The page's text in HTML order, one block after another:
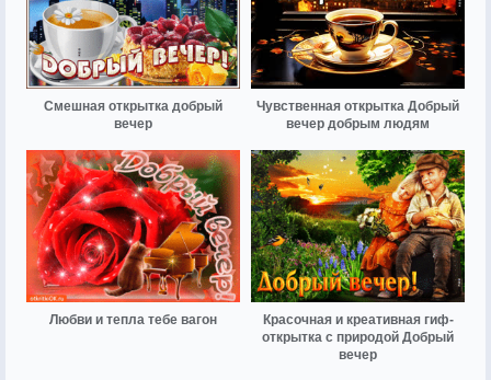
Смешная открытка добрый
вечер
Чувственная открытка Добрый
вечер добрым людям
Любви и тепла тебе вагон
Красочная и креативная гиф-
открытка с природой Добрый
вечер